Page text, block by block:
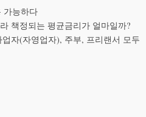
가능하다
책정되는 평균금리가 얼마일까?
자(자영업자), 주부, 프리랜서 모두